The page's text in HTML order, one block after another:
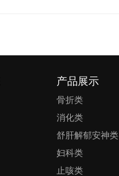
产品展示
骨折类
消化类
舒肝解郁安神类
妇科类
止咳类